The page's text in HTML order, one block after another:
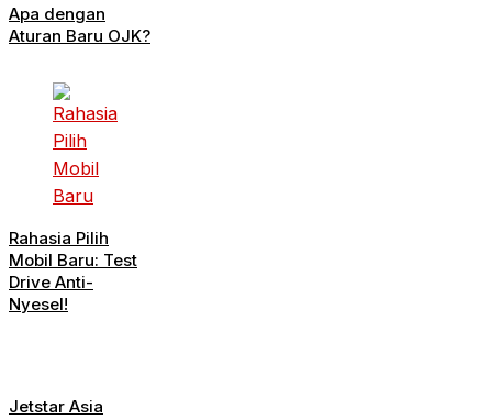
Apa dengan
Aturan Baru OJK?
Rahasia Pilih
Mobil Baru: Test
Drive Anti-
Nyesel!
Jetstar Asia